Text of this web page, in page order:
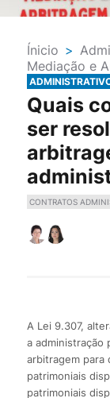
Ínicio >
Mediação e
Quais
ser
CONTRATOS
A Lei 9.307,
a administração
arbitragem para
patrimoniais
patrimoniais